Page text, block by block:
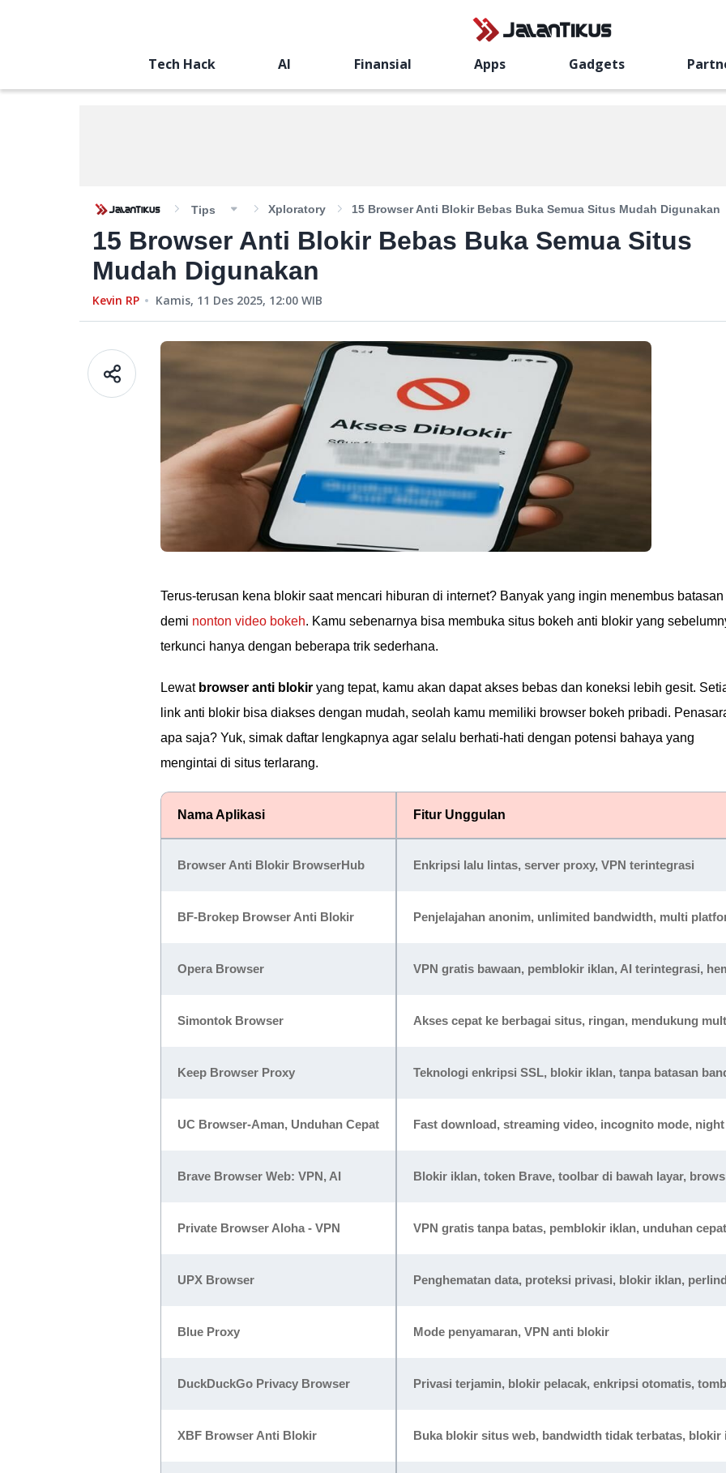
Tech Hack AI Finansial Apps Gadgets
Tips Xploratory 15 Browser Anti Blokir Bebas Buka Semua Situs Mudah Digunakan
15 Browser Anti Blokir Bebas Buka Semua Situs
Mudah Digunakan
Kevin RP Kamis, 11 Des 2025, 12:00 WIB
Terus-terusan kena blokir saat mencari hiburan di internet? Banyak yang ingin menembus batasan
demi nonton video bokeh. Kamu sebenarnya bisa membuka situs bokeh anti blokir yang
terkunci hanya dengan beberapa trik sederhana.
Lewat browser anti blokir yang tepat, kamu akan dapat akses bebas dan koneksi lebih gesit.
link anti blokir bisa diakses dengan mudah, seolah kamu memiliki browser bokeh pribadi.
apa saja? Yuk, simak daftar lengkapnya agar selalu berhati-hati dengan potensi bahaya yang
mengintai di situs terlarang.
Nama Aplikasi Fitur Unggulan
Browser Anti Blokir BrowserHub Enkripsi lalu lintas, server proxy, VPN terintegrasi
BF-Brokep Browser Anti Blokir Penjelajahan anonim, unlimited bandwidth, multi
Opera Browser VPN gratis bawaan, pemblokir iklan, AI terintegrasi,
Simontok Browser Akses cepat ke berbagai situs, ringan, mendukung
Keep Browser Proxy Teknologi enkripsi SSL, blokir iklan, tanpa batasan
UC Browser-Aman, Unduhan Cepat Fast download, streaming video, incognito mode, night
Brave Browser Web: VPN, AI Blokir iklan, token Brave, toolbar di bawah layar,
Private Browser Aloha - VPN VPN gratis tanpa batas, pemblokir iklan, unduhan cepat
UPX Browser Penghematan data, proteksi privasi, blokir iklan,
Blue Proxy Mode penyamaran, VPN anti blokir
DuckDuckGo Privacy Browser Privasi terjamin, blokir pelacak, enkripsi otomatis,
XBF Browser Anti Blokir Buka blokir situs web, bandwidth tidak terbatas, blokir